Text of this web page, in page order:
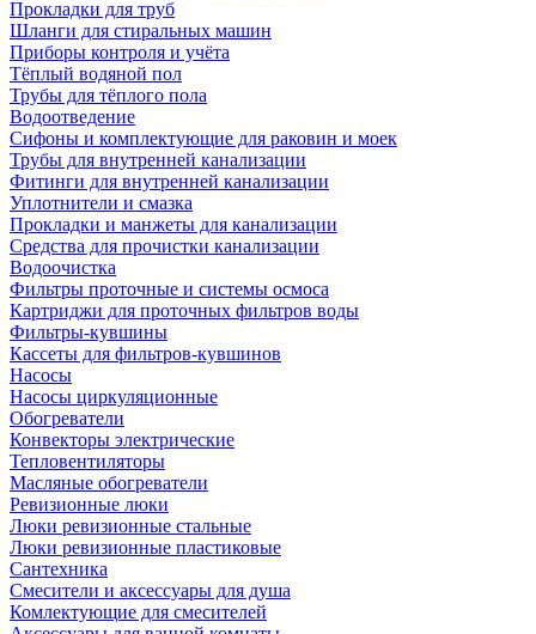
Прокладки для труб
Шланги для стиральных машин
Приборы контроля и учёта
Тёплый водяной пол
Трубы для тёплого пола
Водоотведение
Сифоны и комплектующие для раковин и моек
Трубы для внутренней канализации
Фитинги для внутренней канализации
Уплотнители и смазка
Прокладки и манжеты для канализации
Средства для прочистки канализации
Водоочистка
Фильтры проточные и системы осмоса
Картриджи для проточных фильтров воды
Фильтры-кувшины
Кассеты для фильтров-кувшинов
Насосы
Насосы циркуляционные
Обогреватели
Конвекторы электрические
Тепловентиляторы
Масляные обогреватели
Ревизионные люки
Люки ревизионные стальные
Люки ревизионные пластиковые
Сантехника
Смесители и аксессуары для душа
Комлектующие для смесителей